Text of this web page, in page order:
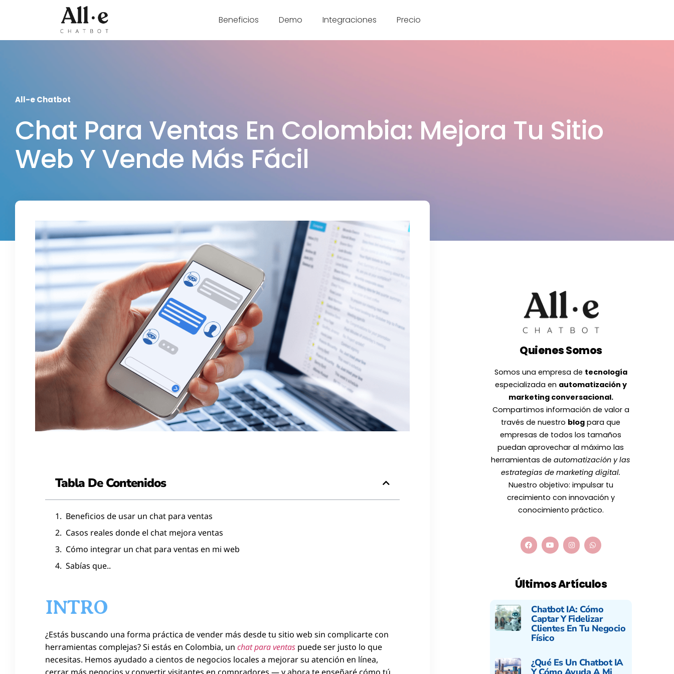
Beneficios Demo Integraciones Precio
All-e Chatbot
Chat Para Ventas En Colombia: Mejora Tu Sitio
Web Y Vende Más Fácil
Tabla De Contenidos
Beneficios de usar un chat para ventas
Casos reales donde el chat mejora ventas
Cómo integrar un chat para ventas en mi web
Sabías que..
INTRO
¿Estás buscando una forma práctica de vender más desde tu sitio web sin complicarte con
herramientas complejas? Si estás en Colombia, un chat para ventas puede ser justo lo que
necesitas. Hemos ayudado a cientos de negocios locales a mejorar su atención en línea,
Quienes Somos
Somos una empresa de tecnología
especializada en automatización y
marketing conversacional.
Compartimos información de valor a
través de nuestro blog para que
empresas de todos los tamaños
puedan aprovechar al máximo las
herramientas deautomatización y las
estrategias de marketing digital.
Nuestro objetivo: impulsar tu
crecimiento con innovación y
conocimiento práctico.
Últimos Artículos
Chatbot IA: Cómo
Captar Y Fidelizar
Clientes En Tu Negocio
Físico
¿Qué Es Un Chatbot IA